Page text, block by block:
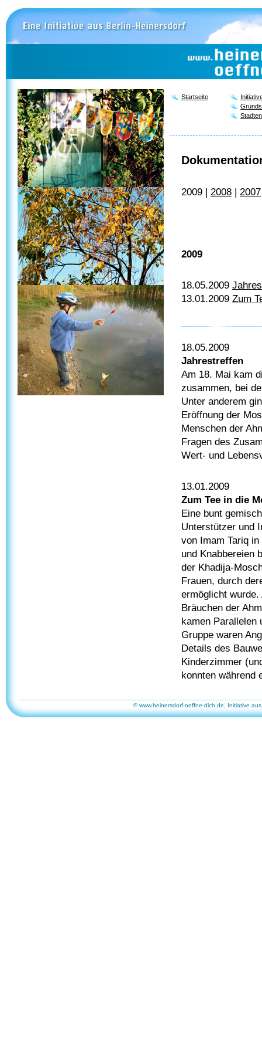
Startseite
2009 | 2008 | 2007
2009
18.05.2009
13.01.2009 Zum
18.05.2009
Jahrestreffen
Am 18. Mai kam
zusammen, bei
Unter anderem
Eröffnung der
Menschen der
Fragen des
Wert- und
13.01.2009
Zum Tee in die
Eine bunt
Unterstützer und
von Imam Tariq
und Knabbereien
der Khadija-
Frauen, durch
ermöglicht wurde.
Bräuchen der
kamen Parallelen
Gruppe waren
Details des
Kinderzimmer
konnten während
© www.heinersdorf-oeffne-dich.de, Initiative